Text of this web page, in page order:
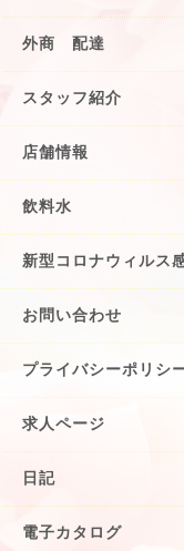
外商 配達
スタッフ紹介
店舗情報
飲料水
新型コロナウィルス
お問い合わせ
プライバシーポリシ
求人ページ
日記
電子カタログ